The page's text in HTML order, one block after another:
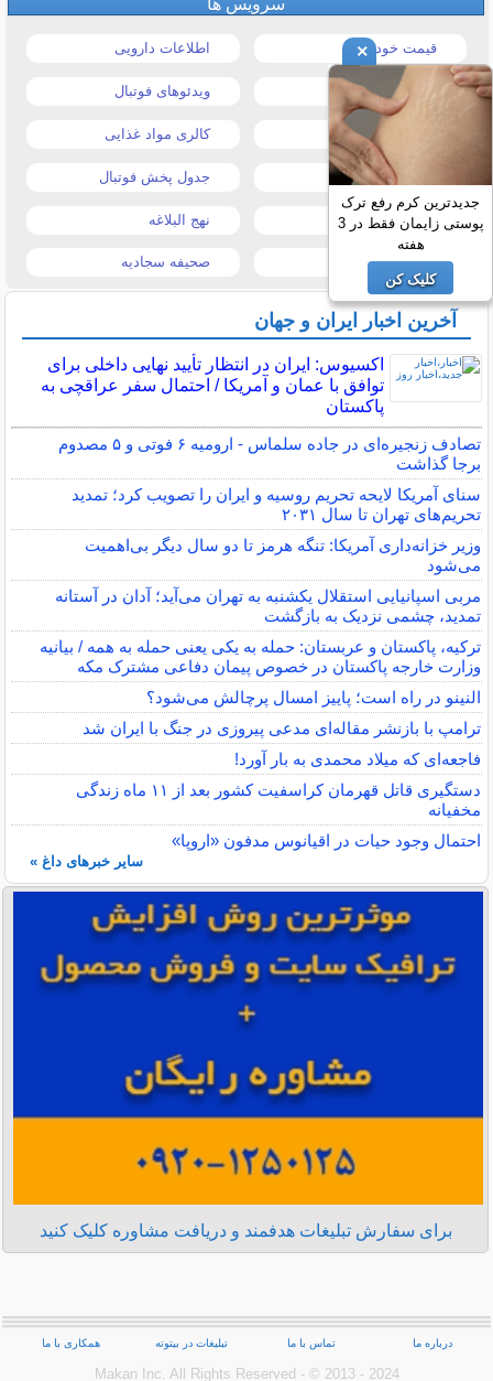
سرویس ها
قیمت خودرو اطلاعات دارویی
قیمت طلا و سکه ویدئوهای فوتبال
کالری مواد غذایی
قیمت موبایل جدول پخش فوتبال
قیمت تبلت نهج البلاغه
تیتر روزنامه ها صحیفه سجادیه
آخرین اخبار ایران و جهان
اکسیوس: ایران در انتظار تأیید نهایی داخلی برای
توافق با عمان و آمریکا / احتمال سفر عراقچی به
پاکستان
تصادف زنجیره‌ای در جاده سلماس - ارومیه ۶ فوتی و ۵ مصدوم
برجا گذاشت
سنای آمریکا لایحه تحریم روسیه و ایران را تصویب کرد؛ تمدید
تحریم‌های تهران تا سال ۲۰۳۱
وزیر خزانه‌داری آمریکا: تنگه هرمز تا دو سال دیگر بی‌اهمیت
می‌شود
مربی اسپانیایی استقلال یکشنبه به تهران می‌آید؛ آدان در آستانه
تمدید، چشمی نزدیک به بازگشت
ترکیه، پاکستان و عربستان: حمله به یکی یعنی حمله به همه / بیانیه
وزارت خارجه پاکستان در خصوص پیمان دفاعی مشترک مکه
النینو در راه است؛ پاییز امسال پرچالش می‌شود؟
ترامپ با بازنشر مقاله‌ای مدعی پیروزی در جنگ با ایران شد
فاجعه‌ای که میلاد محمدی به بار آورد!
دستگیری قاتل قهرمان کراسفیت کشور بعد از ۱۱ ماه زندگی
مخفیانه
احتمال وجود حیات در اقیانوس مدفون «اروپا»
سایر خبرهای داغ »
برای سفارش تبلیغات هدفمند و دریافت مشاوره کلیک کنید
×
جدیدترین کرم رفع ترک
پوستی زایمان فقط در 3
هفته
کلیک کن
درباره ما تماس با ما تبلیغات در بیتوته همکاری با ما
Makan Inc.‎ All Rights Reserved - © 2013 - 2024